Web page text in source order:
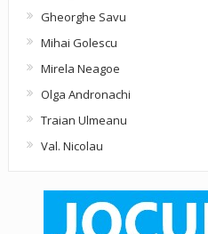
Gheorghe Savu
Mihai Golescu
Mirela Neagoe
Olga Andronachi
Traian Ulmeanu
Val. Nicolau